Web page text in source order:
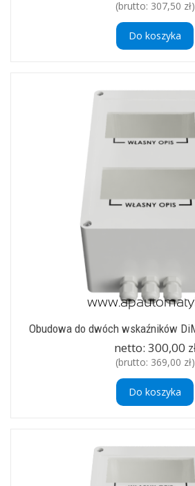
(brutto: 307,50 zł)
Do koszyka
Obudowa do dwóch wskaźników
netto: 300,00
(brutto: 369,00 zł)
Do koszyka